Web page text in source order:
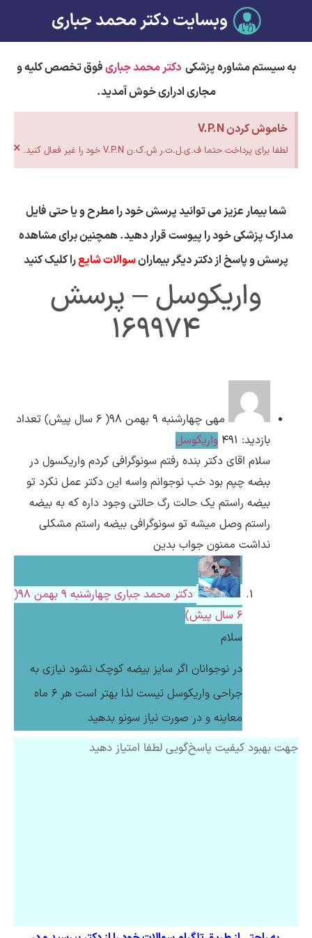
وبسایت دکتر محمد جباری
به سیستم مشاوره پزشکیدکتر محمد جباریفوق تخصص کلیه و
مجاری ادراری خوش آمدید.
خاموش کردن V.P.N
لطفا برای پرداخت حتما ف.ی.ل.ت.ر ش.ک.ن V.P.N خود را غیر فعال کنید. ×
شما بیمار عزیز می توانید پرسش خود را مطرح و یا حتی فایل
مدارک پزشکی خود را پیوست قرار دهید. همچنین برای مشاهده
پرسش و پاسخ از دکتر دیگر بیمارانسوالات شایعرا کلیک کنید
واریکوسل – پرسش
169974
مهی چهارشنبه ۹ بهمن ۹۸( 6 سال پیش)
تعداد
بازدید: 491
واریکوسل
سلام اقای دکتر بنده رفتم سونوگرافی کردم واریکسول در
ببضه چپم بود خب نوجوانم واسه این دکتر عمل نکرد تو
بیضه راستم یک حالت رگ حالتی وجود داره که به بیضه
راستم وصل میشه تو سونوگرافی بیضه راستم مشکلی
نداشت ممنون جواب بدین
دکتر محمد جباری
چهارشنبه ۹ بهمن ۹۸(
6 سال پیش)
سلام
در نوجوانان اگر سایز بیضه کوچک نشود نیازی به
جراحی واریکوسل نیست لذا بهتر است هر 6 ماه
معاینه و در صورت نیاز سونو بدهید
جهت بهبود کیفیت پاسخ‌گویی لطفا امتیاز دهید